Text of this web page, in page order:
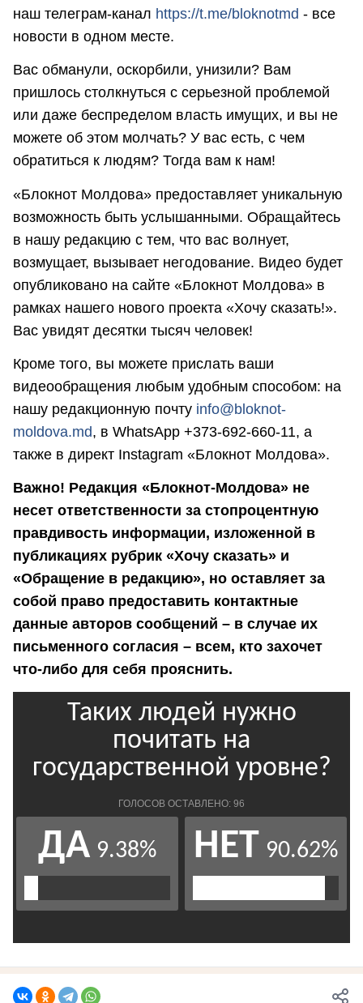
наш телеграм-канал https://t.me/bloknotmd - все
новости в одном месте.
Вас обманули, оскорбили, унизили? Вам
пришлось столкнуться с серьезной проблемой
или даже беспределом власть имущих, и вы не
можете об этом молчать? У вас есть, с чем
обратиться к людям? Тогда вам к нам!
«Блокнот Молдова» предоставляет уникальную
возможность быть услышанными. Обращайтесь
в нашу редакцию с тем, что вас волнует,
возмущает, вызывает негодование. Видео будет
опубликовано на сайте «Блокнот Молдова» в
рамках нашего нового проекта «Хочу сказать!».
Вас увидят десятки тысяч человек!
Кроме того, вы можете прислать ваши
видеообращения любым удобным способом: на
нашу редакционную почту info@bloknot-
moldova.md, в WhatsApp +373-692-660-11, а
также в директ Instagram «Блокнот Молдова».
Важно! Редакция «Блокнот-Молдова» не
несет ответственности за стопроцентную
правдивость информации, изложенной в
публикациях рубрик «Хочу сказать» и
«Обращение в редакцию», но оставляет за
собой право предоставить контактные
данные авторов сообщений – в случае их
письменного согласия – всем, кто захочет
что-либо для себя прояснить.